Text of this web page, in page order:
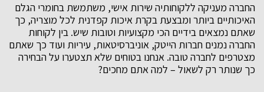
החברה מעניקה ללקוחותיה שירות אישי, משתמשת בחומרי הגלם
האיכותיים ביותר ומבצעת בקרת איכות קפדנית לכל מוצריה, כך
שאתם נמצאים בידיים הכי מקצועיות וטובות שיש. בין לקוחות
החברה נמנים חברות הייטק, אוניברסיטאות, עיריות ועוד כך שאתם
מצטרפים לחברה טובה. אנחנו בטוחים שלא תצטערו על הבחירה
כך שנותר רק לשאול – למה אתם מחכים?